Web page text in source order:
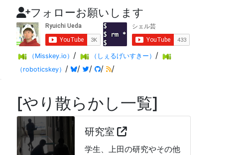
フォローお願いします
（Misskey.io） / （しぇるげいすきー） /
（roboticskey） / / / / /
やり散らかし一覧
研究室
学生、上田の研究やその他